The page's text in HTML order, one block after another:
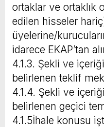
ortaklar ve ortaklık
edilen hisseler
üyelerine/
idarece EKAP’tan
4.1.3. Şekli ve
belirlenen teklif
4.1.4. Şekli ve
belirlenen geçici
4.1.5İhale konusu